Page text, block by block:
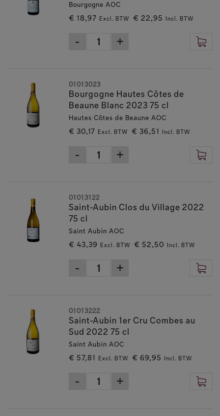
Bourgogne AOC
€ 18,97 Excl. BTW € 22,95 Incl. BTW
Bourgogne Hautes Côtes de
Beaune Blanc 2023 75 cl
Hautes Côtes de Beaune AOC
€ 30,17 Excl. BTW € 36,51 Incl. BTW
01013023
Saint-Aubin Clos du Village 2022
75 cl
Saint Aubin AOC
€ 43,39 Excl. BTW € 52,50 Incl. BTW
01013122
Saint-Aubin 1er Cru Combes au
Sud 2022 75 cl
Saint Aubin AOC
€ 57,81 Excl. BTW € 69,95 Incl. BTW
01013222